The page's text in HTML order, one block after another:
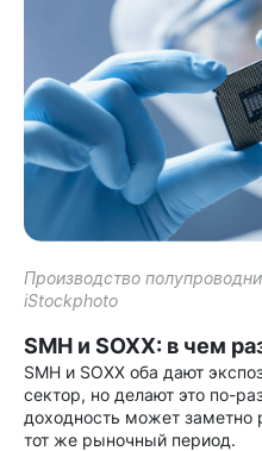
Производство
iStockphoto
SMH и SOXX: в чем
SMH и SOXX оба дают
сектор, но делают это по-
доходность может заметно
тот же рыночный период.